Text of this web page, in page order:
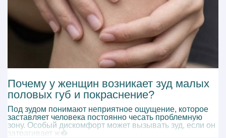
Почему у женщин возникает зуд малых
половых губ и покраснение?
Под зудом понимают неприятное ощущение, которое
заставляет человека постоянно чесать проблемную
зону. Особый дискомфорт может вызывать зуд, если он
затрагивает ж�